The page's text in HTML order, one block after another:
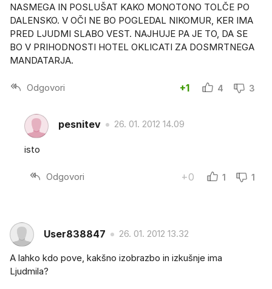
NASMEGA IN POSLUŠAT KAKO MONOTONO TOLČE PO
DALENSKO. V OČI NE BO POGLEDAL NIKOMUR, KER IMA
PRED LJUDMI SLABO VEST. NAJHUJE PA JE TO, DA SE
BO V PRIHODNOSTI HOTEL OKLICATI ZA DOSMRTNEGA
MANDATARJA.
Odgovori +1 4 3
pesnitev 26. 01. 2012 14.09
isto
Odgovori +0 1 1
User838847 26. 01. 2012 13.32
A lahko kdo pove, kakšno izobrazbo in izkušnje ima
Ljudmila?